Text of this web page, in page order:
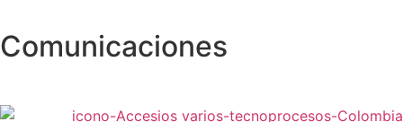
Comunicaciones